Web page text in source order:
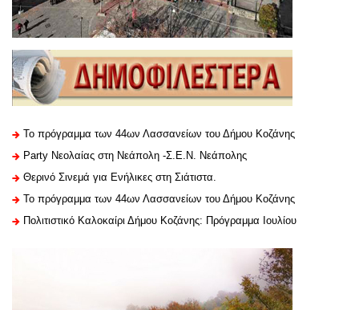
Το πρόγραμμα των 44ων Λασσανείων του Δήμου Κοζάνης
Party Νεολαίας στη Νεάπολη -Σ.Ε.Ν. Νεάπολης
Θερινό Σινεμά για Ενήλικες στη Σιάτιστα.
Το πρόγραμμα των 44ων Λασσανείων του Δήμου Κοζάνης
Πολιτιστικό Καλοκαίρι Δήμου Κοζάνης: Πρόγραμμα Ιουλίου